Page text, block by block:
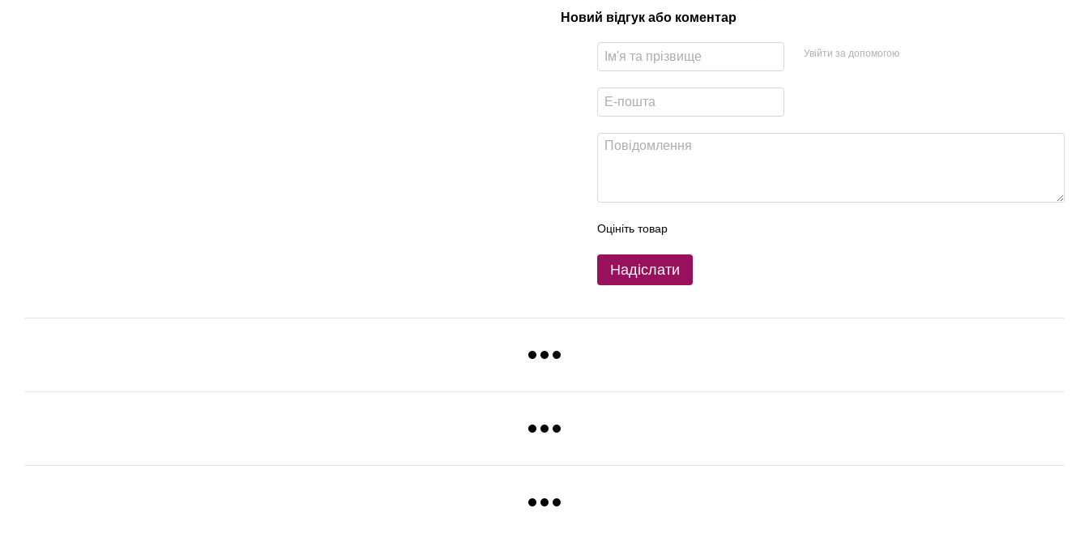
Новий відгук або коментар
Увійти за допомогою
Оцініть товар
Надіслати